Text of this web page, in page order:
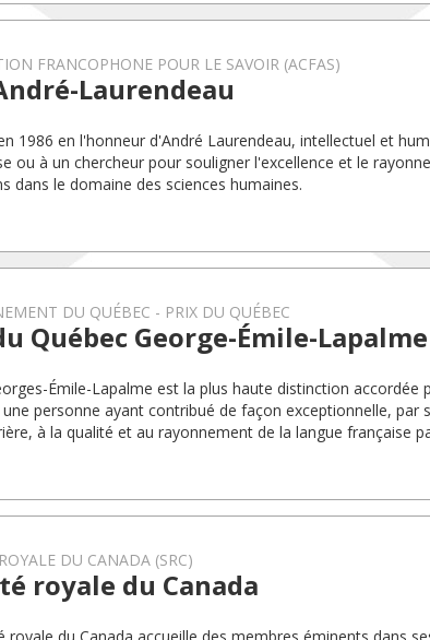
FRANCOPHONE POUR LE SAVOIR (ACFAS)
Laurendeau
1986 en l'honneur d'André Laurendeau, intellectuel et
ou à un chercheur pour souligner l'excellence et le
dans le domaine des sciences humaines.
DU QUÉBEC PRIX DU QUÉBEC
Québec George-Émile-Lapalme
Émile-Lapalme est la plus haute distinction accordée
une personne ayant contribué de façon exceptionnelle,
à la qualité et au rayonnement de la langue française
DU CANADA (SRC)
royale du Canada